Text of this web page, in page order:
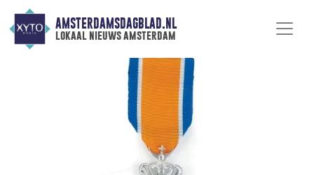
AMSTERDAMSDAGBLAD.NL
lokaal nieuws amsterdam